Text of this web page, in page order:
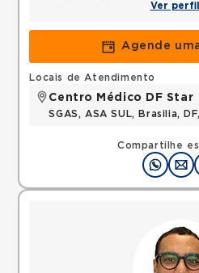
Ver perfil
Agende
Compartilhe
Locais de Atendimento
Centro Médico DF Star
SGAS, ASA SUL, Brasilia,